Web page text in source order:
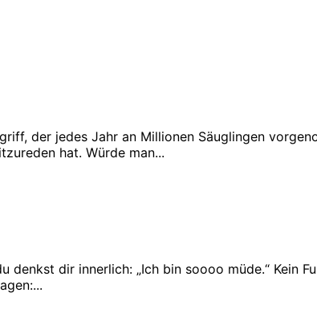
der jedes Jahr an Millionen Säuglingen
hat. Würde man...
dir innerlich: „Ich bin soooo müde.“ Kein